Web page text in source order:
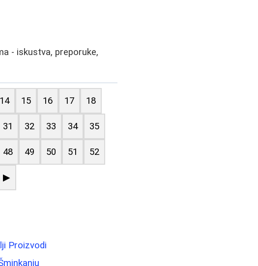
- iskustva, preporuke,
14 15 16 17 18
31 32 33 34 35
48 49 50 51 52
▶
Proizvodi